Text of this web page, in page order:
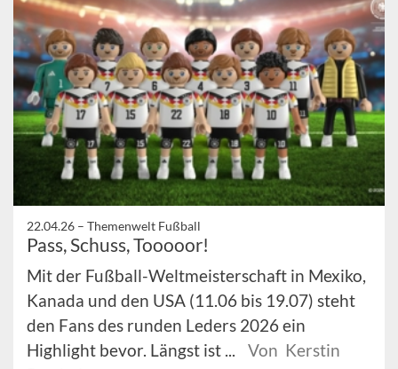
22.04.26 – Themenwelt Fußball
Pass, Schuss, Tooooor!
Mit der Fußball-Weltmeisterschaft in Mexiko,
Kanada und den USA (11.06 bis 19.07) steht
den Fans des runden Leders 2026 ein
Highlight bevor. Längst ist ...
Von Kerstin